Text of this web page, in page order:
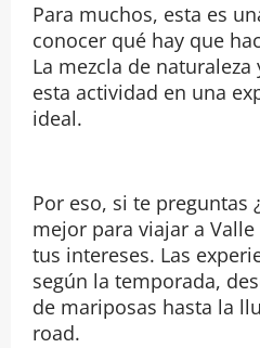
Para muchos, esta es
conocer qué hay que
La mezcla de
esta actividad en una
ideal.
Por eso, si te preguntas
mejor para viajar a
tus intereses. Las
según la temporada,
de mariposas hasta la
road.